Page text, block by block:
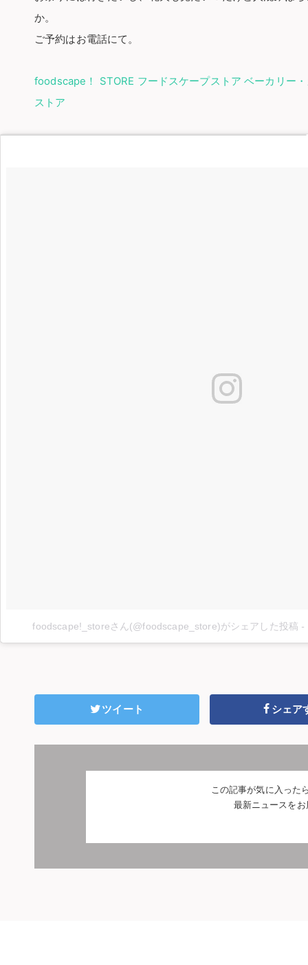
か。
ご予約はお電話にて。
foodscape！ STORE フードスケープストア ベーカリー
ストア
foodscape!_storeさん(@foodscape_store)がシェアした投稿 -
ツイート シェア
この記事が気に入った
最新ニュースを